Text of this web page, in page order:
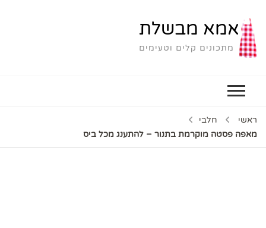
אמא מבשלת
מתכונים קלים וטעימים
ראשי
חלבי
מאפה פסטה מוקרמת בתנור – להתענג מכל ביס